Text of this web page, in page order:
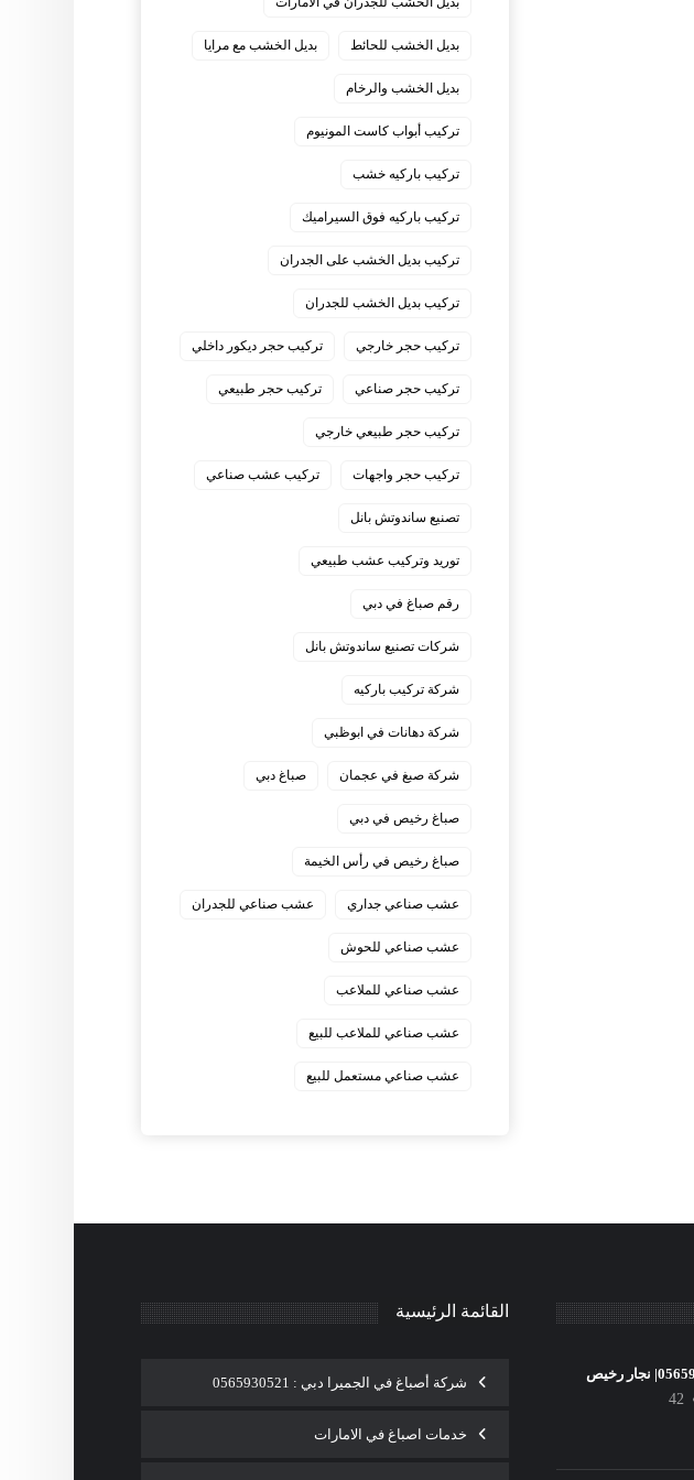
بديل الخشب للحائط بديل الخشب مع مرايا
بديل الخشب والرخام
تركيب أبواب كاست المونيوم
تركيب باركيه خشب
تركيب باركيه فوق السيراميك
تركيب بديل الخشب على الجدران
تركيب بديل الخشب للجدران
تركيب حجر خارجي تركيب حجر ديكور داخلي
تركيب حجر صناعي تركيب حجر طبيعي
تركيب حجر طبيعي خارجي
تركيب حجر واجهات تركيب عشب صناعي
تصنيع ساندوتش بانل
توريد وتركيب عشب طبيعي
رقم صباغ في دبي
شركات تصنيع ساندوتش بانل
شركة تركيب باركيه
شركة دهانات في ابوظبي
شركة صبغ في عجمان صباغ دبي
صباغ رخيص في دبي
صباغ رخيص في رأس الخيمة
عشب صناعي جداري عشب صناعي للجدران
عشب صناعي للحوش
عشب صناعي للملاعب
عشب صناعي للملاعب للبيع
عشب صناعي مستعمل للبيع
42
القائمة الرئيسية
شركة أصباغ في الجميرا دبي : 0565930521
خدمات اصباغ في الامارات